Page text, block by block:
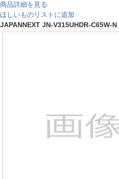
商品詳細を見る
ほしいものリストに追加
JAPANNEXT JN-V315UHDR-C65W-N